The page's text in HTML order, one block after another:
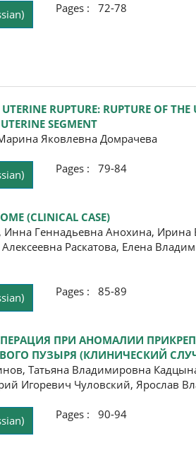
Pages : 72-78
RUPTURE: RUPTURE OF
SEGMENT
Яковлевна Домрачева
Pages : 79-84
(CLINICAL CASE)
Инна Геннадьевна Анохина,
Раскатова, Елена
Pages : 85-89
ПРИ АНОМАЛИИ
ПУЗЫРЯ (КЛИНИЧЕСКИЙ
Татьяна Владимировна
Игоревич Чуловский, Ярослав
Pages : 90-94